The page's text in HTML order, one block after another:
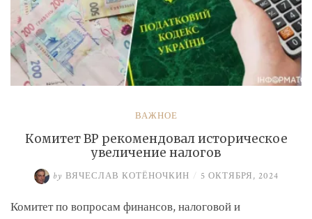
ВАЖНОЕ
Комитет ВР рекомендовал историческое
увеличение налогов
by ВЯЧЕСЛАВ КОТЁНОЧКИН / 5 ОКТЯБРЯ, 2024
Комитет по вопросам финансов, налоговой и